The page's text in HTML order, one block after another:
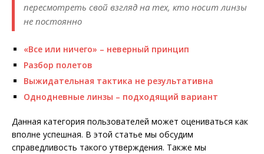
пересмотреть свой взгляд на тех, кто носит линзы
не постоянно
«Все или ничего» – неверный принцип
Разбор полетов
Выжидательная тактика не результативна
Однодневные линзы – подходящий вариант
Данная категория пользователей может оцениваться как
вполне успешная. В этой статье мы обсудим
справедливость такого утверждения. Также мы